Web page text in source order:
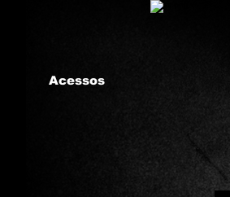
Acessos